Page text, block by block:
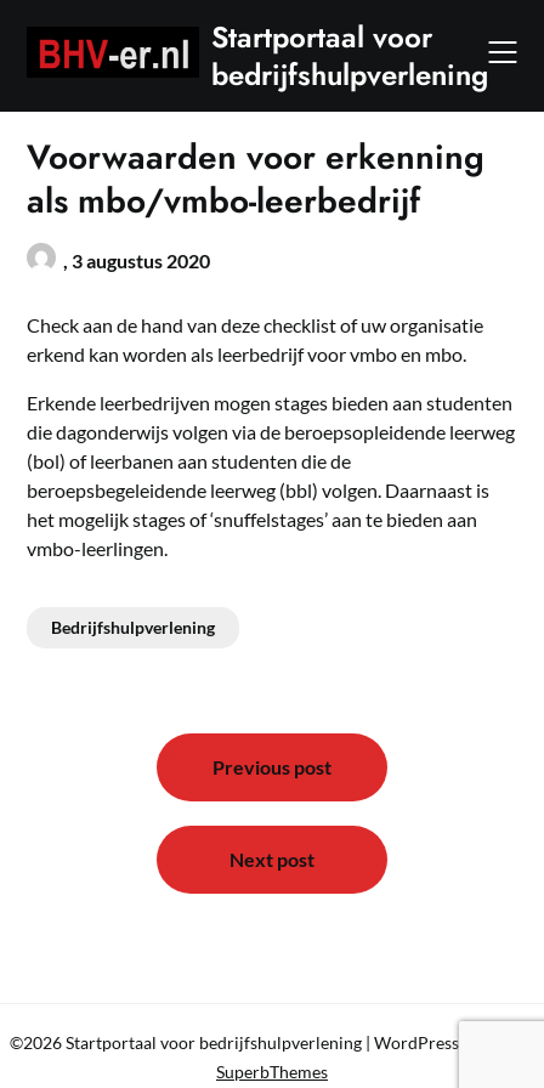
content
Startportaal voor
bedrijfshulpverlening
Voorwaarden voor erkenning
als mbo/vmbo-leerbedrijf
, 3 augustus 2020
Check aan de hand van deze checklist of uw organisatie
erkend kan worden als leerbedrijf voor vmbo en mbo.
Erkende leerbedrijven mogen stages bieden aan studenten
die dagonderwijs volgen via de beroepsopleidende leerweg
(bol) of leerbanen aan studenten die de
beroepsbegeleidende leerweg (bbl) volgen. Daarnaast is
het mogelijk stages of ‘snuffelstages’ aan te bieden aan
vmbo-leerlingen.
Bedrijfshulpverlening
Previous post
Next post
©2026 Startportaal voor bedrijfshulpverlening | WordPress Theme by
SuperbThemes